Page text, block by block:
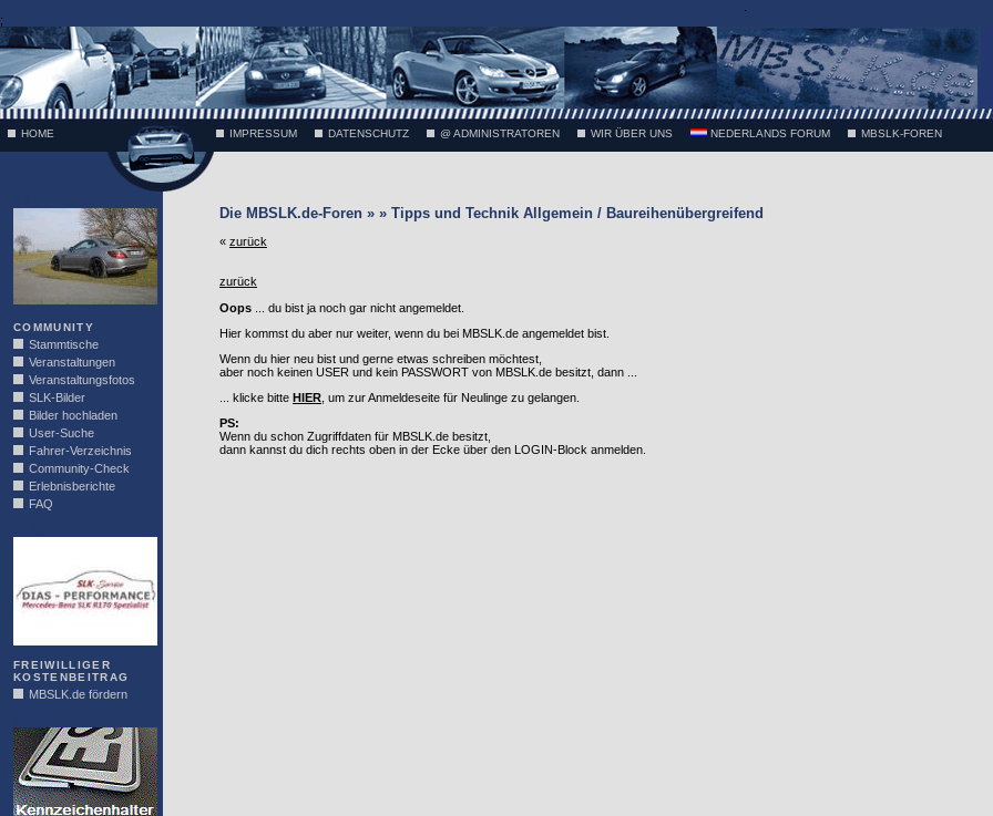
;
HOME IMPRESSUM DATENSCHUTZ @ ADMINISTRATOREN WIR ÜBER UNS NEDERLANDS FORUM MBSLK-FOREN
COMMUNITY
Stammtische
Veranstaltungen
Veranstaltungsfotos
SLK-Bilder
Bilder hochladen
User-Suche
Fahrer-Verzeichnis
Community-Check
Erlebnisberichte
FAQ
FREIWILLIGER
KOSTENBEITRAG
MBSLK.de fördern
Die MBSLK.de-Foren » » Tipps und Technik Allgemein / Baureihenübergreifend
« zurück
zurück
Oops ... du bist ja noch gar nicht angemeldet.
Hier kommst du aber nur weiter, wenn du bei MBSLK.de angemeldet bist.
Wenn du hier neu bist und gerne etwas schreiben möchtest,
aber noch keinen USER und kein PASSWORT von MBSLK.de besitzt, dann ...
... klicke bitte HIER , um zur Anmeldeseite für Neulinge zu gelangen.
PS:
Wenn du schon Zugriffdaten für MBSLK.de besitzt,
dann kannst du dich rechts oben in der Ecke über den LOGIN-Block anmelden.